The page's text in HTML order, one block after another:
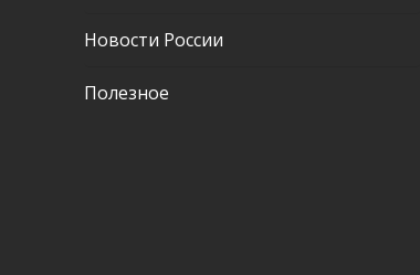
Новости России
Полезное